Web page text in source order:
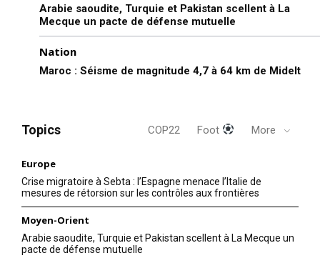
Arabie saoudite, Turquie et Pakistan scellent à La
Mecque un pacte de défense mutuelle
Nation
Maroc : Séisme de magnitude 4,7 à 64 km de Midelt
Topics COP22 Foot More
Europe
Crise migratoire à Sebta : l’Espagne menace l’Italie de
mesures de rétorsion sur les contrôles aux frontières
Moyen-Orient
Arabie saoudite, Turquie et Pakistan scellent à La Mecque un
pacte de défense mutuelle